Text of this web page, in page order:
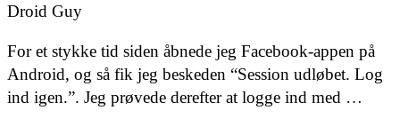
Droid Guy
For et stykke tid siden åbnede jeg Facebook-appen på
Android, og så fik jeg beskeden “Session udløbet. Log
ind igen.”. Jeg prøvede derefter at logge ind med …